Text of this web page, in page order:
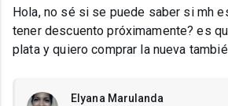
Hola, no sé si se puede saber si mh
tener descuento próximamente? es
plata y quiero comprar la nueva
Elyana Marulanda